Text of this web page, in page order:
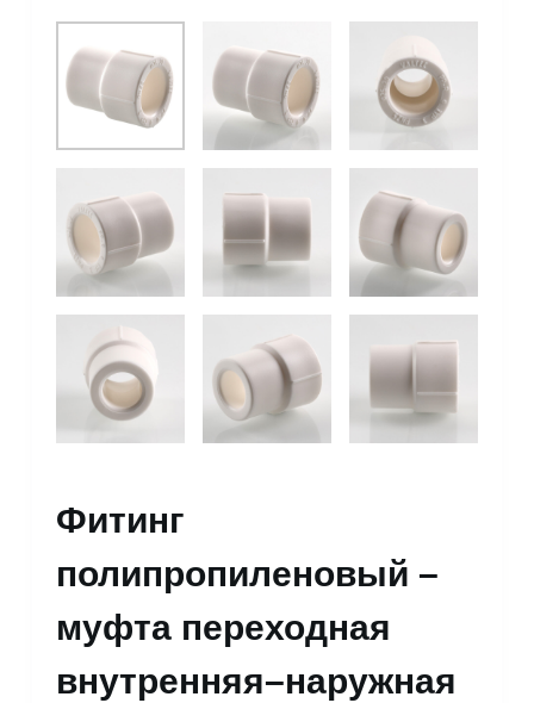
Фитинг
полипропиленовый –
муфта переходная
внутренняя–наружная